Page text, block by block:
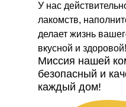
У нас
лакомств,
делает жизнь
вкусной и здоровой!
Миссия нашей
безопасный и
каждый дом!